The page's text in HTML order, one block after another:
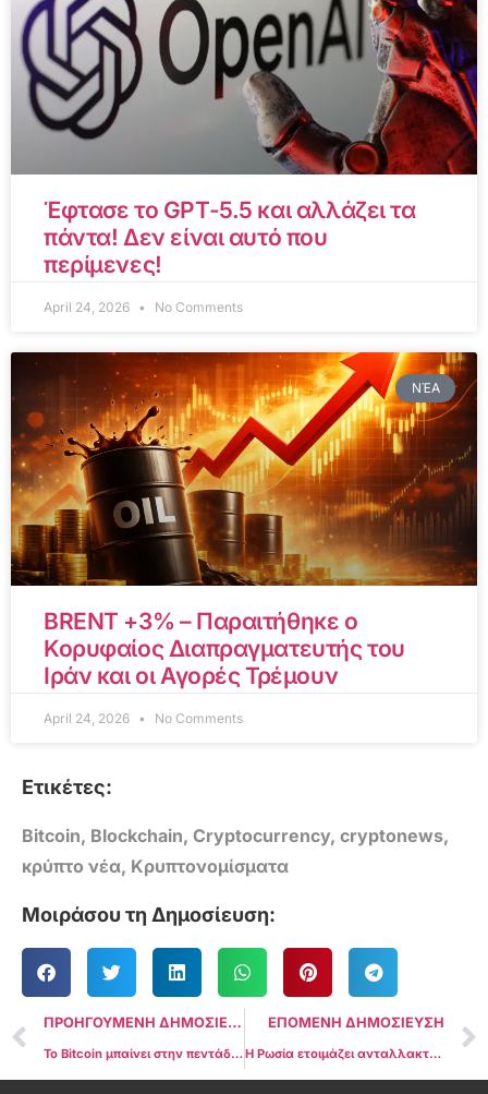
Έφτασε το GPT-5.5 και αλλάζει τα
πάντα! Δεν είναι αυτό που
περίμενες!
April 24, 2026 No Comments
ΝΈΑ
BRENT +3% – Παραιτήθηκε ο
Κορυφαίος Διαπραγματευτής του
Ιράν και οι Αγορές Τρέμουν
April 24, 2026 No Comments
Ετικέτες:
Bitcoin, Blockchain, Cryptocurrency, cryptonews,
κρύπτο νέα, Κρυπτονομίσματα
Μοιράσου τη Δημοσίευση:
ΠΡΟΗΓΟΥΜΕΝΗ ΔΗΜΟΣΙΕΥΣΗ
Το Bitcoin μπαίνει στην πεντάδα των μεγαλύτερων παγκόσμιων assets – Ξεπέρασε Google, Ασήμι και Amazon
ΕΠΟΜΕΝΗ ΔΗΜΟΣΙΕΥΣΗ
Η Ρωσία ετοιμάζει ανταλλακτήριο κρυπτονομισμάτων για υπερ-επιλεγμένους επενδυτές υπό πιλοτικό καθεστώς